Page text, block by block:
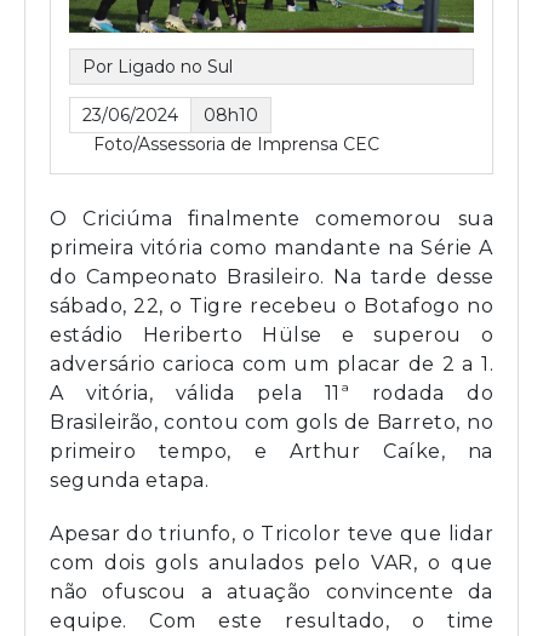
Por Ligado no Sul
23/06/2024
08h10
Foto/Assessoria de Imprensa CEC
O Criciúma finalmente comemorou sua
primeira vitória como mandante na Série A
do Campeonato Brasileiro. Na tarde desse
sábado, 22, o Tigre recebeu o Botafogo no
estádio Heriberto Hülse e superou o
adversário carioca com um placar de 2 a 1.
A vitória, válida pela 11ª rodada do
Brasileirão, contou com gols de Barreto, no
primeiro tempo, e Arthur Caíke, na
segunda etapa.
Apesar do triunfo, o Tricolor teve que lidar
com dois gols anulados pelo VAR, o que
não ofuscou a atuação convincente da
equipe. Com este resultado, o time